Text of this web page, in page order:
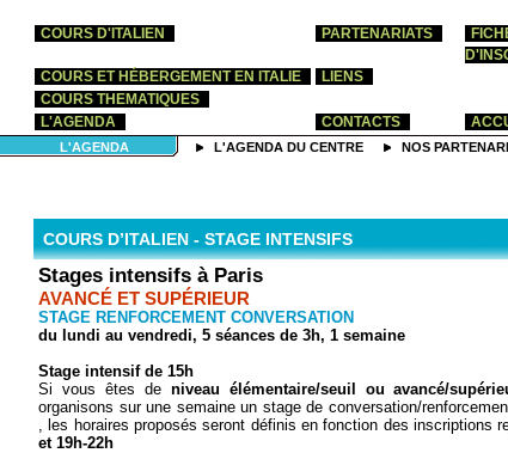
COURS D'ITALIEN PARTENARIATS
COURS ET HÉBERGEMENT EN ITALIE
LIENS
COURS THEMATIQUES
L'AGENDA
CONTACTS
L'AGENDA L'AGENDA DU CENTRE NOS
COURS D’ITALIEN - STAGE INTENSIFS
Stages intensifs à Paris
AVANCÉ ET SUPÉRIEUR
STAGE RENFORCEMENT CONVERSATION
du lundi au vendredi, 5 séances de 3h, 1 semaine
Stage intensif de 15h
Si vous êtes de niveau élémentaire/seuil ou avancé/
organisons sur une semaine un stage de conversation/
, les horaires proposés seront définis en fonction des inscriptions
et 19h-22h